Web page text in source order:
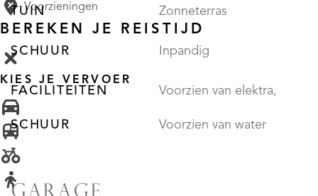
TUIN Zonneterras
SCHUUR Inpandig
FACILITEITEN
SCHUUR
Voorzien van elektra,
Voorzien van water
Voorzieningen
BEREKEN JE REISTIJD
KIES JE VERVOER